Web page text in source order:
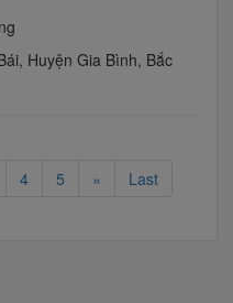
Huyện Gia Bình, Bắc
4 5 » Last